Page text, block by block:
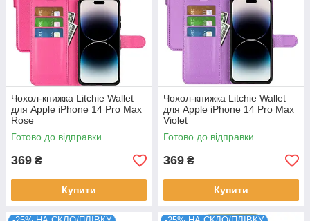
Чохол-книжка Litchie Wallet
для Apple iPhone 14 Pro Max
Rose
Готово до відправки
369 ₴
Купити
Чохол-книжка Litchie Wallet
для Apple iPhone 14 Pro Max
Violet
Готово до відправки
369 ₴
Купити